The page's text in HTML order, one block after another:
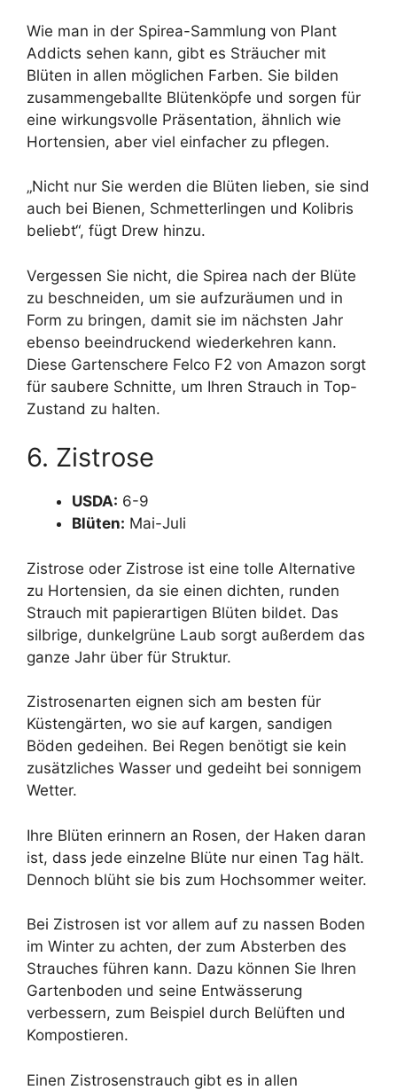
Wie man in der Spirea-Sammlung von Plant
Addicts sehen kann, gibt es Sträucher mit
Blüten in allen möglichen Farben. Sie bilden
zusammengeballte Blütenköpfe und sorgen für
eine wirkungsvolle Präsentation, ähnlich wie
Hortensien, aber viel einfacher zu pflegen.
„Nicht nur Sie werden die Blüten lieben, sie sind
auch bei Bienen, Schmetterlingen und Kolibris
beliebt“, fügt Drew hinzu.
Vergessen Sie nicht, die Spirea nach der Blüte
zu beschneiden, um sie aufzuräumen und in
Form zu bringen, damit sie im nächsten Jahr
ebenso beeindruckend wiederkehren kann.
Diese Gartenschere Felco F2 von Amazon sorgt
für saubere Schnitte, um Ihren Strauch in Top-
Zustand zu halten.
6. Zistrose
USDA: 6-9
Blüten: Mai-Juli
Zistrose oder Zistrose ist eine tolle Alternative
zu Hortensien, da sie einen dichten, runden
Strauch mit papierartigen Blüten bildet. Das
silbrige, dunkelgrüne Laub sorgt außerdem das
ganze Jahr über für Struktur.
Zistrosenarten eignen sich am besten für
Küstengärten, wo sie auf kargen, sandigen
Böden gedeihen. Bei Regen benötigt sie kein
zusätzliches Wasser und gedeiht bei sonnigem
Wetter.
Ihre Blüten erinnern an Rosen, der Haken daran
ist, dass jede einzelne Blüte nur einen Tag hält.
Dennoch blüht sie bis zum Hochsommer weiter.
Bei Zistrosen ist vor allem auf zu nassen Boden
im Winter zu achten, der zum Absterben des
Strauches führen kann. Dazu können Sie Ihren
Gartenboden und seine Entwässerung
verbessern, zum Beispiel durch Belüften und
Kompostieren.
Einen Zistrosenstrauch gibt es in allen